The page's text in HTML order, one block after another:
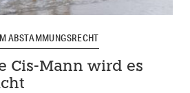
ABSTAMMUNGSRECHT
Cis-Mann wird es